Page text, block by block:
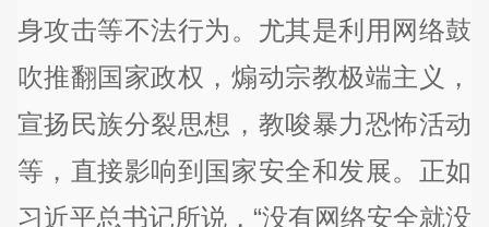
身攻击等不法行为。尤其是利用网络鼓
吹推翻国家政权，煽动宗教极端主义，
宣扬民族分裂思想，教唆暴力恐怖活动
等，直接影响到国家安全和发展。正如
习近平总书记所说，“没有网络安全就没